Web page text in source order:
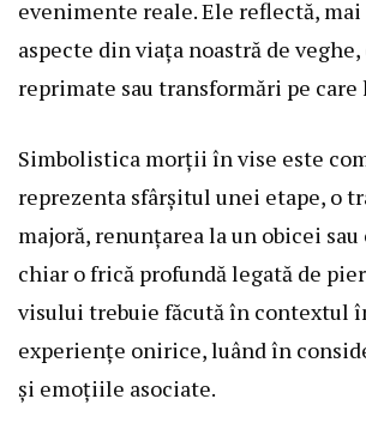
evenimente reale. Ele reflectă, mai
aspecte din viața noastră de
reprimate sau transformări pe care
Simbolistica morții în vise este
reprezenta sfârșitul unei etape, o
majoră, renunțarea la un obicei sau
chiar o frică profundă legată de
visului trebuie făcută în contextul
experiențe onirice, luând în
și emoțiile asociate.